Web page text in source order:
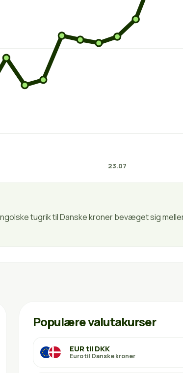
23.07
tugrik til Danske kroner bevæget sig
Populære valutakurser
EUR til DKK
Euro til Danske kroner